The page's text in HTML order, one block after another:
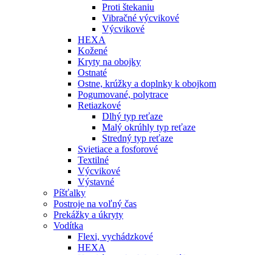
Proti štekaniu
Vibračné výcvikové
Výcvikové
HEXA
Kožené
Kryty na obojky
Ostnaté
Ostne, krúžky a doplnky k obojkom
Pogumované, polytrace
Retiazkové
Dlhý typ reťaze
Malý okrúhly typ reťaze
Stredný typ reťaze
Svietiace a fosforové
Textilné
Výcvikové
Výstavné
Píšťalky
Postroje na voľný čas
Prekážky a úkryty
Vodítka
Flexi, vychádzkové
HEXA